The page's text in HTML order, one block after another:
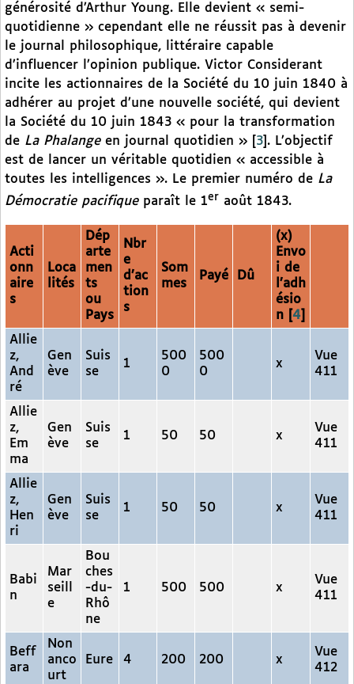
générosité d’Arthur Young. Elle devient « semi-
quotidienne » cependant elle ne réussit pas à devenir
le journal philosophique, littéraire capable
d’influencer l’opinion publique. Victor Considerant
incite les actionnaires de la Société du 10 juin 1840 à
adhérer au projet d’une nouvelle société, qui devient
la Société du 10 juin 1843 « pour la transformation
de La Phalangeen journal quotidien » 3 . L’objectif
est de lancer un véritable quotidien « accessible à
toutes les intelligences ». Le premier numéro de La
Démocratie pacifiqueparaît le 1er août 1843.
Acti
onn
aire
s
Loca
lités
Dép
arte
men
ts
ou
Pays
Nbr
e
d’ac
tion
s
Som
mes
Payé Dû
(x)
Envo
i de
l’adh
ésio
n
4
Allie
z,
And
ré
Gen
ève
Suis
se
1
500
0
500
0
x
Vue
411
Allie
z,
Em
ma
Gen
ève
Suis
se
1 50 50 x
Vue
411
Allie
z,
Hen
ri
Gen
ève
Suis
se
1 50 50 x
Vue
411
Babi
n
Mar
seill
e
Bou
ches
-du-
Rhô
ne
1 500 500 x
Vue
411
Beff
ara
Non
anco
urt
Eure 4 200 200 x
Vue
412